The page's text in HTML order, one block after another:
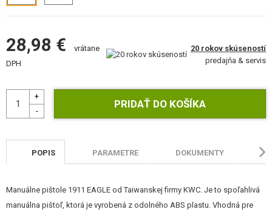
OUTDOOR A BUSHCRAFT
JEDLO
STAVEBNICE, MODELY
REKLAMNÉ PREDMETY
ZĽAVY, AKCIE
28,98 €
vrátane
DPH
20 rokov skúseností
predajňa & servis
POPIS PARAMETRE DOKUMENTY
Manuálne pištole 1911 EAGLE od Taiwanskej firmy KWC. Je to spoľahlivá
manuálna pištoľ, ktorá je vyrobená z odolného ABS plastu. Vhodná pre